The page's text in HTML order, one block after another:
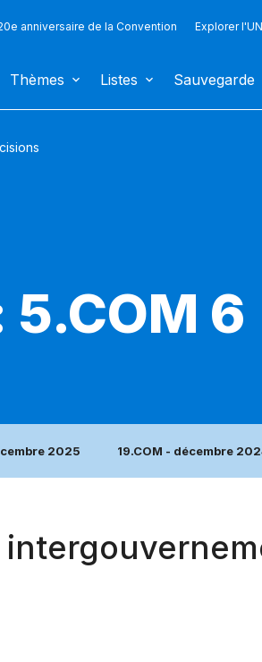
anniversaire de la Convention Explorer
Thèmes Listes Sauvegarde
6
2025 19.COM - décembre